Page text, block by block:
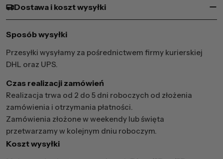
Dostawa i koszt wysyłki
Sposób wysyłki
Przesyłki wysyłamy za pośrednictwem firmy kurierskiej
DHL oraz UPS.
Czas realizacji zamówień
Realizacja trwa od 2 do 5 dni roboczych od złożenia
zamówienia i otrzymania płatności.
Zamówienia złożone w weekendy lub święta
przetwarzamy w kolejnym dniu roboczym.
Koszt wysyłki